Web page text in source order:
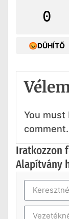
0
😡DÜHÍTŐ
You must
comment.
Iratkozzon
Alapítvány